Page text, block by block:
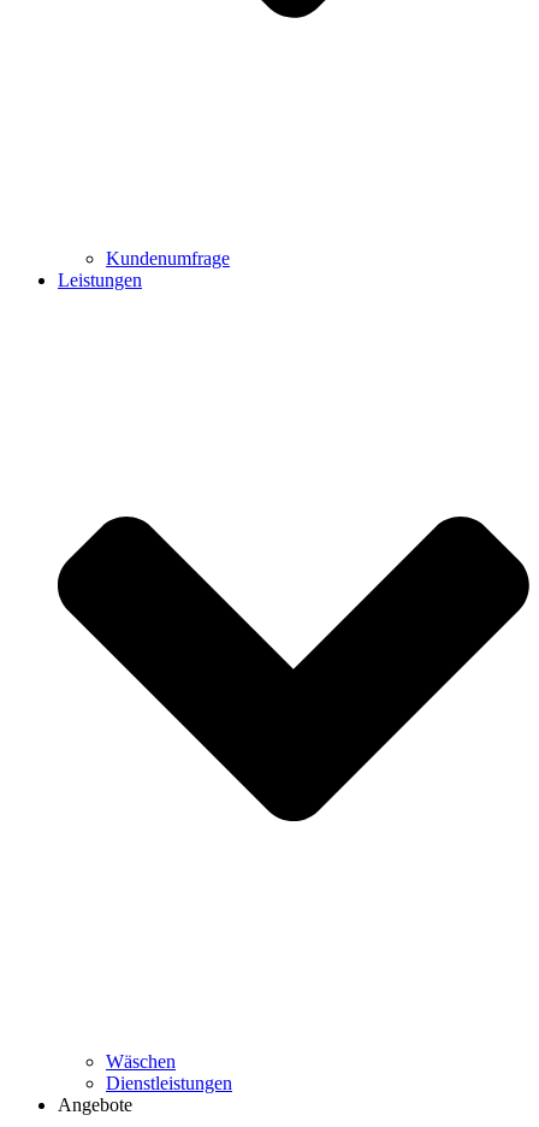
Kundenumfrage
Leistungen
Wäschen
Dienstleistungen
Angebote